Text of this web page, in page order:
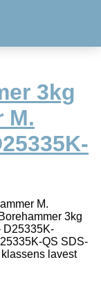
3kg
M.
M.
3kg
D25335K-
QS SDS-
lavest